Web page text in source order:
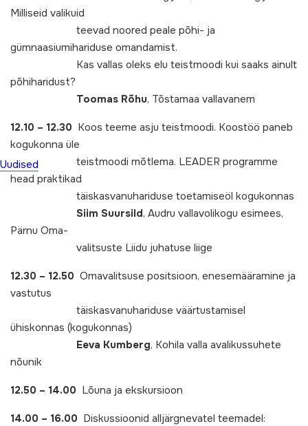
Uudised
Milliseid valikuid
teevad noored peale põhi- ja
gümnaasiumihariduse omandamist.
Kas vallas oleks elu teistmoodi kui saaks ainult
põhiharidust?
Toomas Rõhu, Tõstamaa vallavanem
12.10 – 12.30 Koos teeme asju teistmoodi. Koostöö paneb
kogukonna üle
teistmoodi mõtlema. LEADER programme
head praktikad
täiskasvanuhariduse toetamiseöl kogukonnas
Siim Suursild, Audru vallavolikogu esimees,
Pärnu Oma-
valitsuste Liidu juhatuse liige
12.30 – 12.50 Omavalitsuse positsioon, enesemääramine ja
vastutus
täiskasvanuhariduse väärtustamisel
ühiskonnas (kogukonnas)
Eeva Kumberg, Kohila valla avalikussuhete
nõunik
12.50 – 14.00 Lõuna ja ekskursioon
14.00 – 16.00 Diskussioonid alljärgnevatel teemadel: